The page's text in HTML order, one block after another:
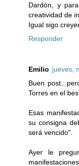
Dardón, y
creatividad de
Igual sigo
Responder
Emilio jueves,
Buen
Torres en el
Esas
su consigna
será vencido".
Ayer le